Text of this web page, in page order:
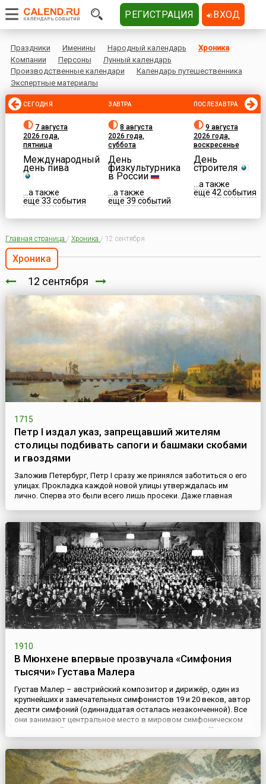
Праздники Именины Народный календарь
Хроника
Компании
Персоны
Лунный календарь
Производственные календари
Календарь путешественника
Экспертные материалы
СЕГОДНЯ
7 августа
2026 года,
пятница
Международный
день пива
...а также
еще 33 события
ЗАВТРА
8 августа
2026 года,
суббота
День
физкультурника
в России
...а также
еще 39 событий
ПОСЛЕЗАВТРА
9 августа
2026 года,
воскресенье
День
строителя
...а также
еще 42 события
Главная страница / Хроника / 12 сентября
Хроника
12 сентября
1715
Петр I издал указ, запрещавший жителям
столицы подбивать сапоги и башмаки скобами
и гвоздями
Заложив Петербург, Петр I сразу же принялся заботиться о его
улицах. Прокладка каждой новой улицы утверждалась им
лично. Сперва это были всего лишь просеки. Даже главная
ней не было: по краям для отвода воды были прорыты две
обычные канавы. Первые мостовые в городе были
деревянными, ...
1910
В Мюнхене впервые прозвучала «Симфония
тысячи» Густава Малера
Густав Малер – австрийский композитор и дирижёр, один из
крупнейших и замечательных симфонистов 19 и 20 веков, автор
десяти симфоний (одиннадцатая осталась незаконченной). Все
они занимают центральное место в мировом симфоническом
репертуаре. Также широко известны его эпическая «Песнь о
Земле» и симфония с вокалом на слова средневековых
китайских поэтов.12 сентября 1910 года в Мюнхене впервые ...
РЕГИСТРАЦИЯ ВХОД